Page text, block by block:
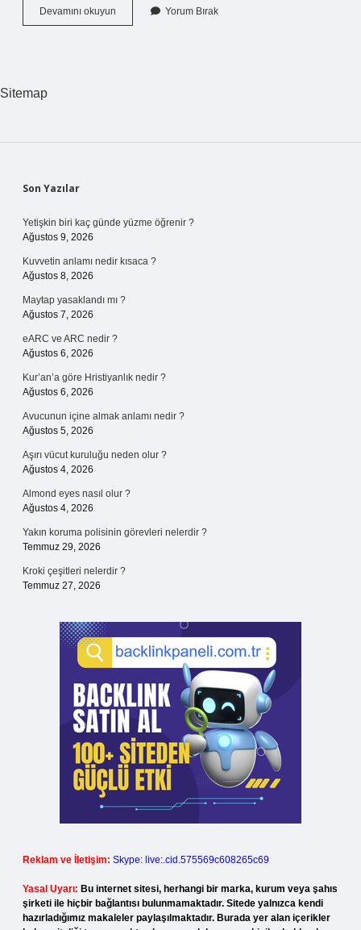
Devamını okuyun
Kesilirken
Yorum Bırak
Sitemap
Sidebar
Son Yazılar
Yetişkin biri kaç günde yüzme öğrenir ?
Ağustos 9, 2026
Kuvvetin anlamı nedir kısaca ?
Ağustos 8, 2026
Maytap yasaklandı mı ?
Ağustos 7, 2026
eARC ve ARC nedir ?
Ağustos 6, 2026
Kur’an’a göre Hristiyanlık nedir ?
Ağustos 6, 2026
Avucunun içine almak anlamı nedir ?
Ağustos 5, 2026
Aşırı vücut kuruluğu neden olur ?
Ağustos 4, 2026
Almond eyes nasıl olur ?
Ağustos 4, 2026
Yakın koruma polisinin görevleri nelerdir ?
Temmuz 29, 2026
Kroki çeşitleri nelerdir ?
Temmuz 27, 2026
Reklam ve İletişim: Skype: live:.cid.575569c608265c69
Yasal Uyarı: Bu internet sitesi, herhangi bir marka, kurum veya şahıs
şirketi ile hiçbir bağlantısı bulunmamaktadır. Sitede yalnızca kendi
hazırladığımız makaleler paylaşılmaktadır. Burada yer alan içerikler